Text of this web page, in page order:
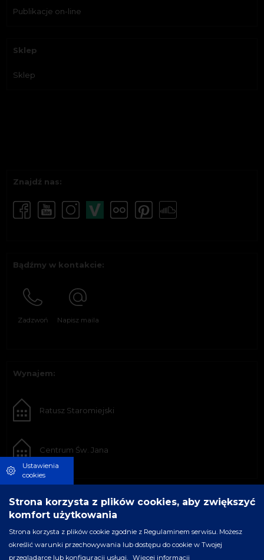
Publikacje on-line
Sklep
Sklep
Znajdź nas:
Bądźmy w kontakcie:
Zadzwoń Napisz maila
Wynajem:
Ratusz Staromiejski
Centrum Św. Jana
Ustawienia
cookies
Strona korzysta z plików cookies, aby zwiększyć
komfort użytkowania
Strona korzysta z plików cookie zgodnie z Regulaminem serwisu. Możesz
określić warunki przechowywania lub dostępu do cookie w Twojej
przeglądarce lub konfiguracji usługi.
Więcej informacji